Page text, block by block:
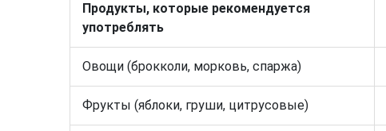
Продукты, которые рекомендуется
употреблять
Овощи (брокколи, морковь, спаржа)
Фрукты (яблоки, груши, цитрусовые)